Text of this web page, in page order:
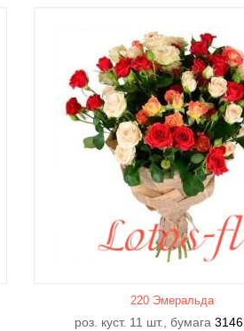
220 Эмеральда
роз. куст. 11 шт., бумага 3146